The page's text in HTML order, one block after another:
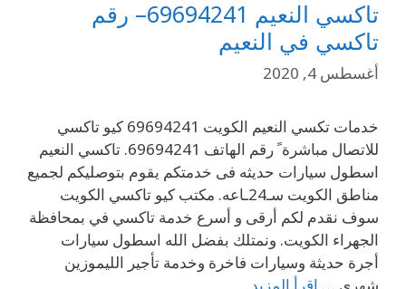
تاكسي النعيم 69694241– رقم
تاكسي في النعيم
أغسطس 4, 2020
خدمات تكسي النعيم الكويت 69694241 كيو تاكسي
للاتصال مباشرة ً رقم الهاتف 69694241. تاكسي النعيم
اسطول سيارات حديثه فى خدمتكم يقوم بتوصليكم لجميع
مناطق الكويت سـ24ـاعه. مكتب كيو تاكسي الكويت
سوف نقدم لكم أرقى و أسرع خدمة تاكسي في بمحافظة
الجهراء الكويت. ونمتلك بفضل الله اسطول سيارات
أجرة حديثة وسيارات فاخرة وخدمة تأجير الليموزين